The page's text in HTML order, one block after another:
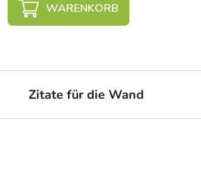
WARENKORB
Zitate für die Wand